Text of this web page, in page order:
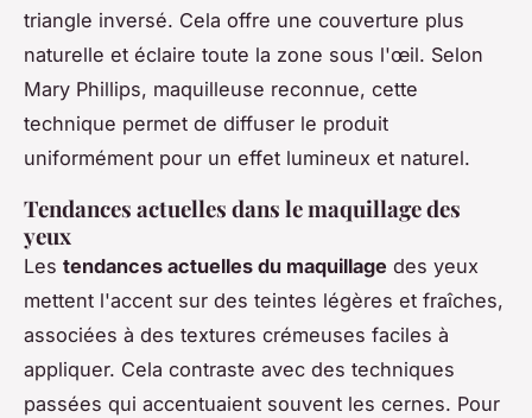
triangle inversé. Cela offre une couverture plus
naturelle et éclaire toute la zone sous l'œil. Selon
Mary Phillips, maquilleuse reconnue, cette
technique permet de diffuser le produit
uniformément pour un effet lumineux et naturel.
Tendances actuelles dans le maquillage des
yeux
Les tendances actuelles du maquillage des yeux
mettent l'accent sur des teintes légères et fraîches,
associées à des textures crémeuses faciles à
appliquer. Cela contraste avec des techniques
passées qui accentuaient souvent les cernes. Pour